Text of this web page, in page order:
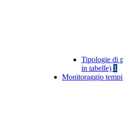
Tipologie di
in tabelle) 1
Monitoraggio